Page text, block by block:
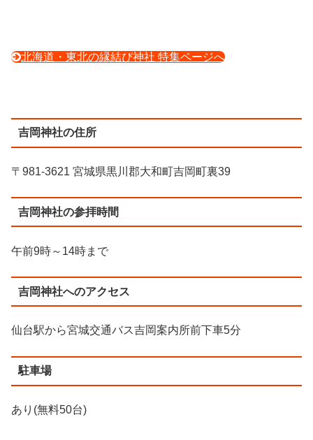
北海道・東北の縁結び神社 特集ページへ
吉岡神社の住所
〒981-3621 宮城県黒川郡大和町吉岡町裏39
吉岡神社の参拝時間
午前9時～14時まで
吉岡神社へのアクセス
仙台駅から宮城交通バス吉岡案内所前下車5分
駐車場
あり(無料50台)